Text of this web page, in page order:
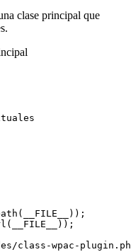
clase principal que
class-wpac-